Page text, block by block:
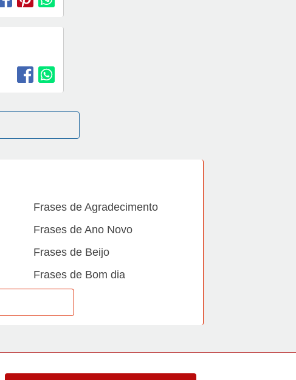
Frases de Agradecimento
Frases de Ano Novo
Frases de Beijo
Frases de Bom dia
Frases de Dia Internacional